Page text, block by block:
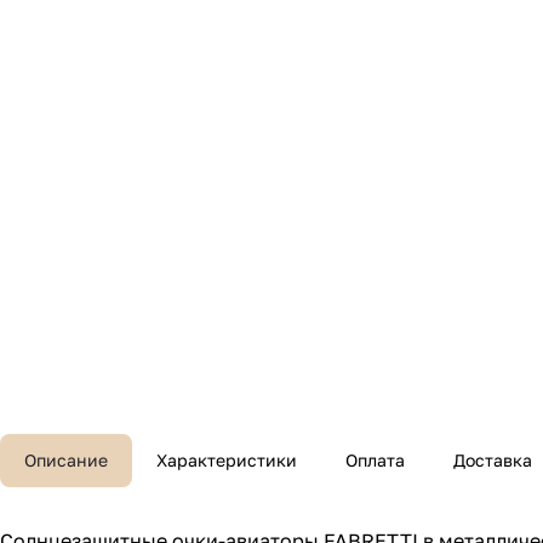
Описание Характеристики Оплата Доставка